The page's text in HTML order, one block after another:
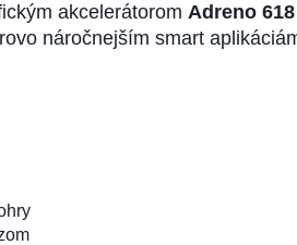
akcelerátoromAdreno 618
náročnejším smart